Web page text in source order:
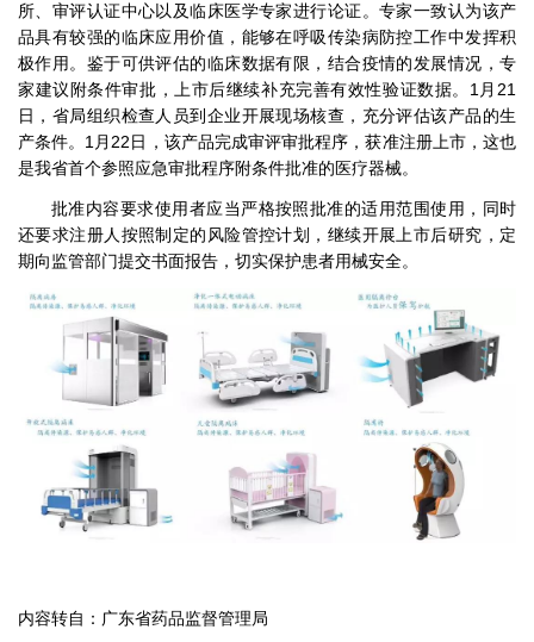
所、审评认证中心以及临床医学专家进行论证。专家一致认为该产
品具有较强的临床应用价值，能够在呼吸传染病防控工作中发挥积
极作用。鉴于可供评估的临床数据有限，结合疫情的发展情况，专
家建议附条件审批，上市后继续补充完善有效性验证数据。1月21
日，省局组织检查人员到企业开展现场核查，充分评估该产品的生
产条件。1月22日，该产品完成审评审批程序，获准注册上市，这也
是我省首个参照应急审批程序附条件批准的医疗器械。
批准内容要求使用者应当严格按照批准的适用范围使用，同时
还要求注册人按照制定的风险管控计划，继续开展上市后研究，定
期向监管部门提交书面报告，切实保护患者用械安全。
内容转自：广东省药品监督管理局